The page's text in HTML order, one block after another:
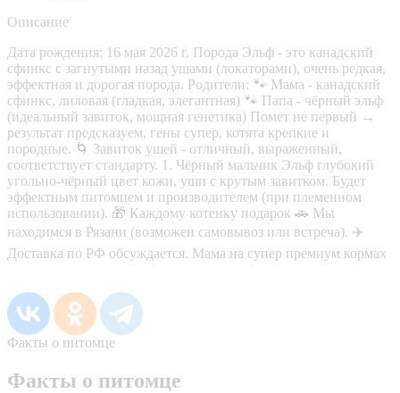
Описание
Дата рождения: 16 мая 2026 г. Порода Эльф - это канадский
сфинкс с загнутыми назад ушами (локаторами), очень редкая,
эффектная и дорогая порода. Родители: 🐾 Мама - канадский
сфинкс, лиловая (гладкая, элегантная) 🐾 Папа - чёрный эльф
(идеальный завиток, мощная генетика) Помет не первый →
результат предсказуем, гены супер, котята крепкие и
породные. 🌀 Завиток ушей - отличный, выраженный,
соответствует стандарту. 1. Чёрный мальчик Эльф глубокий
угольно-чёрный цвет кожи, уши с крутым завитком. Будет
эффектным питомцем и производителем (при племенном
использовании). 🎁 Каждому котенку подарок 🚗 Мы
находимся в Рязани (возможен самовывоз или встреча). ✈️
Доставка по РФ обсуждается. Мама на супер премиум кормах
Факты о питомце
Факты о питомце